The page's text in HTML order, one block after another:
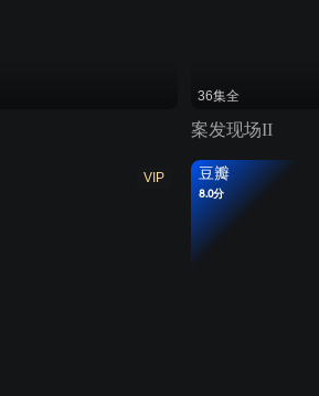
36集全
案发现场II
VIP 豆瓣
8.0分